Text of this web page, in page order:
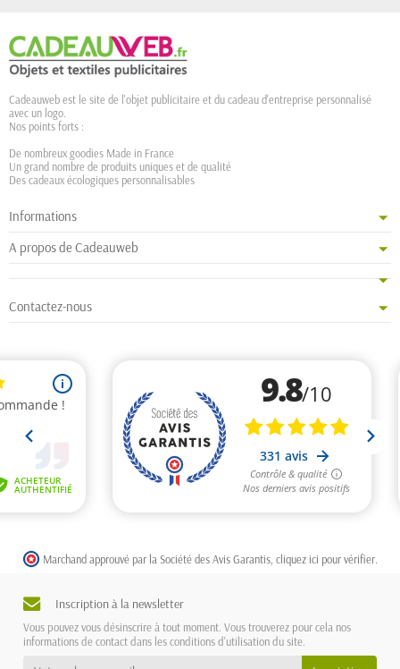
Cadeauweb est le site de l'objet publicitaire et du cadeau d'entreprise personnalisé
avec un logo.
Nos points forts :
De nombreux goodies Made in France
Un grand nombre de produits uniques et de qualité
Des cadeaux écologiques personnalisables
Informations
A propos de Cadeauweb
Contactez-nous
Marchand approuvé par la Société des Avis Garantis, cliquez ici pour vérifier
Inscription à la newsletter
Vous pouvez vous désinscrire à tout moment. Vous trouverez pour cela nos
informations de contact dans les conditions d'utilisation du site.